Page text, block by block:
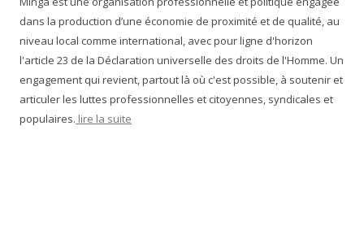
dans la production d’une économie de proximité et de qualité, au
niveau local comme international, avec pour ligne d'horizon
l'article 23 de la Déclaration universelle des droits de l'Homme. Un
engagement qui revient, partout là où c'est possible, à soutenir et
articuler les luttes professionnelles et citoyennes, syndicales et
populaires. lire la suite